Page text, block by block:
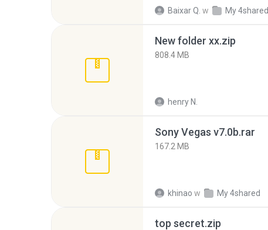
Baixar Q. w My 4shared
New folder xx.zip
808.4 MB
henry N.
Sony Vegas v7.0b.rar
167.2 MB
khinao w My 4shared
top secret.zip